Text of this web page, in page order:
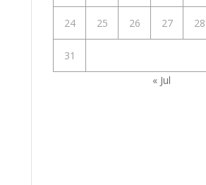
24 25 26 27 28
31
« Jul